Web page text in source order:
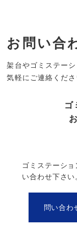
お問い合
架台やゴミステー
気軽にご連絡くださ
ゴ
ゴミステーシ
い合わせ下さい
問い合わ